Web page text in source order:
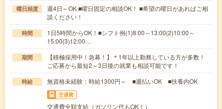
曜日頻度
週4日～OK ■曜日固定の相談OK！ ■希望の曜日があればご相
談ください！
時間
1日5時間からOK！■シフト例(1)8:00～13:00(2)10:00～
15:00(3)12:00…
期間
【積極採用中！急募！】＊1年以上勤務している方が多数！
ご応募から最短2～3日後の就業も相談可能です！
時給 無資格未経験：時給1300円～ ■週払いOK ■扶養内OK
交通費
交通費全額支給（ガソリン代もOK！）